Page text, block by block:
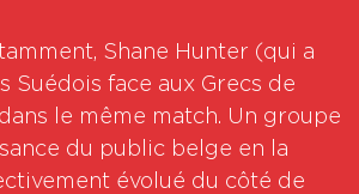
Shane Hunter (qui a
Suédois face aux Grecs de
le même match. Un groupe
du public belge en la
évolué du côté de